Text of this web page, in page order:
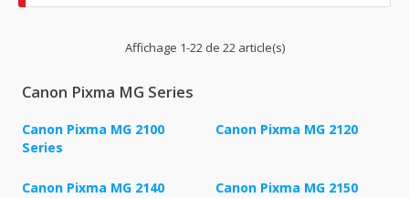
Affichage 1-22 de 22 article(s)
Canon Pixma MG Series
Canon Pixma MG 2100
Series
Canon Pixma MG 2120
Canon Pixma MG 2140 Canon Pixma MG 2150